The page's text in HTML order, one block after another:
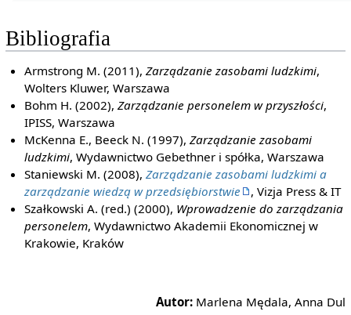
Bibliografia
Armstrong M. (2011),Zarządzanie zasobami ludzkimi,
Wolters Kluwer, Warszawa
Bohm H. (2002),Zarządzanie personelem w przyszłości,
IPISS, Warszawa
McKenna E., Beeck N. (1997),Zarządzanie zasobami
ludzkimi, Wydawnictwo Gebethner i spółka, Warszawa
Staniewski M. (2008),Zarządzanie zasobami ludzkimi a
zarządzanie wiedzą w przedsiębiorstwie
, Vizja Press & IT
Szałkowski A. (red.) (2000), Wprowadzenie do zarządzania
personelem, Wydawnictwo Akademii Ekonomicznej w
Krakowie, Kraków
Autor: Marlena Mędala, Anna Dul